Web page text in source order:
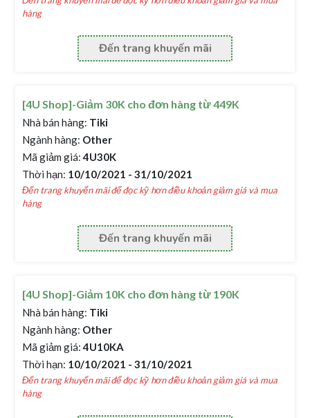
hàng
Đến trang khuyến mãi
[4U Shop]-Giảm 30K cho đơn hàng từ 449K
Nhà bán hàng: Tiki
Ngành hàng: Other
Mã giảm giá:4U30K
Thời hạn: 10/10/2021 - 31/10/2021
Đến trang khuyến mãi để đọc kỹ hơn điều khoản giảm giá và mua
hàng
Đến trang khuyến mãi
[4U Shop]-Giảm 10K cho đơn hàng từ 190K
Nhà bán hàng: Tiki
Ngành hàng: Other
Mã giảm giá:4U10KA
Thời hạn: 10/10/2021 - 31/10/2021
Đến trang khuyến mãi để đọc kỹ hơn điều khoản giảm giá và mua
hàng